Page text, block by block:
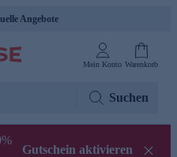
Angebote
Mein Konto Warenkorb
Suchen
Gutschein aktivieren